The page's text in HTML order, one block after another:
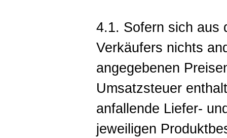
4.1. Sofern sich aus
Verkäufers nichts
angegebenen
Umsatzsteuer
anfallende Liefer-
jeweiligen